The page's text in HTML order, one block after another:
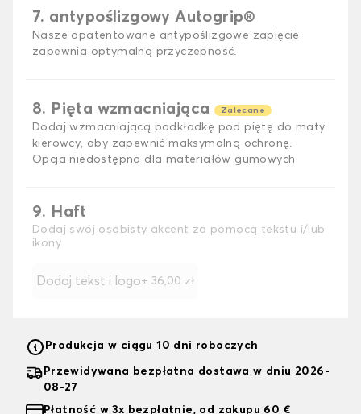
7. antypoślizgowy Autogrip®
Nasze opatentowane antypoślizgowe zapięcie
zapewnia optymalną przyczepność.
8. Pięta wzmacniająca Zalecane
Dodaj wzmacniającą podkładkę pod piętę do maty
kierowcy, aby zapewnić maksymalną ochronę.
Opcja niedostępna dla materiałów gumowych
9. Haft
Dodaj swój osobisty akcent za pomocą tekstu i/lub
ikony
Dodaj tekst i logo+ 36,00 zł
Produkcja w ciągu 10 dni roboczych
Przewidywana bezpłatna dostawa w dniu 2026-
08-27
Płatność w 3x bezpłatnie, od zakupu 60 €